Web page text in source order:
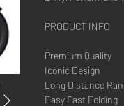
PRODUCT INFO
Premium Quality
Iconic Design
Long Distance
Easy Fast Folding